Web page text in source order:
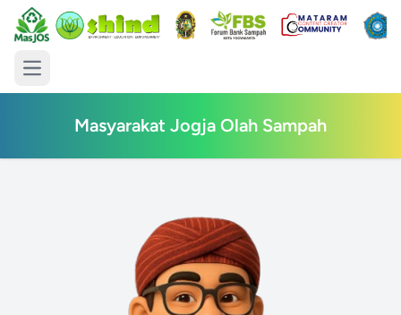
main menu
Masyarakat Jogja Olah Sampah